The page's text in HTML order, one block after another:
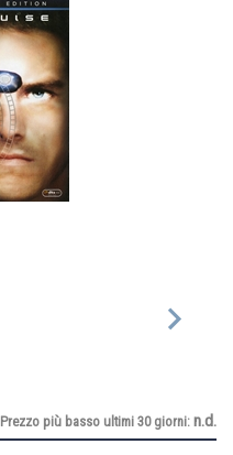
Prezzo più basso ultimi 30 giorni: n.d.